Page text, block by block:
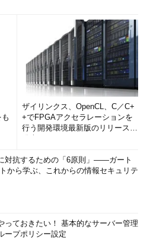
ザイリンクス、OpenCL、C／C+
+でFPGAアクセラレーションを
行う開発環境最新版のリリースを
対抗するための「6原則」――ガート
から学ぶ、これからの情報セキュリテ
っておきたい！ 基本的なサーバー管理
ープポリシー設定